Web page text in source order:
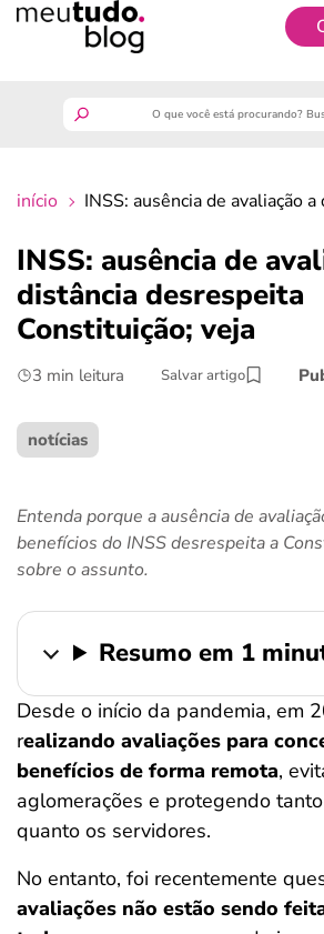
finanças
benefícios
últimas notícias
ferramentas
início INSS: ausência de avaliação
INSS: ausência de
distância desrespeita
Constituição; veja
3 min leitura Salvar artigo
notícias
Entenda porque a ausência de
benefícios do INSS desrespeita a
sobre o assunto.
Resumo em 1
Desde o início da pandemia, em
realizando avaliações para
benefícios de forma remota,
aglomerações e protegendo
quanto os servidores.
No entanto, foi recentemente
avaliações não estão sendo